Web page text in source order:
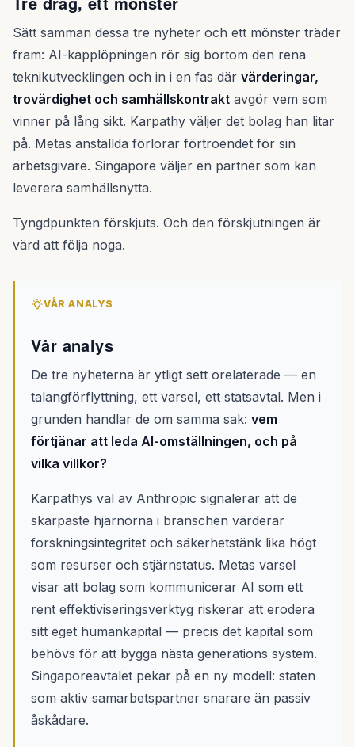
Sätt samman dessa tre nyheter och ett mönster träder
fram: AI-kapplöpningen rör sig bortom den rena
teknikutvecklingen och in i en fas där värderingar,
trovärdighet och samhällskontrakt avgör vem som
vinner på lång sikt. Karpathy väljer det bolag han litar
på. Metas anställda förlorar förtroendet för sin
arbetsgivare. Singapore väljer en partner som kan
leverera samhällsnytta.
Tyngdpunkten förskjuts. Och den förskjutningen är
värd att följa noga.
VÅR ANALYS
Vår analys
De tre nyheterna är ytligt sett orelaterade — en
talangförflyttning, ett varsel, ett statsavtal. Men i
grunden handlar de om samma sak: vem
förtjänar att leda AI-omställningen, och på
vilka villkor?
Karpathys val av Anthropic signalerar att de
skarpaste hjärnorna i branschen värderar
forskningsintegritet och säkerhetstänk lika högt
som resurser och stjärnstatus. Metas varsel
visar att bolag som kommunicerar AI som ett
rent effektiviseringsverktyg riskerar att erodera
sitt eget humankapital — precis det kapital som
behövs för att bygga nästa generations system.
Singaporeavtalet pekar på en ny modell: staten
som aktiv samarbetspartner snarare än passiv
åskådare.